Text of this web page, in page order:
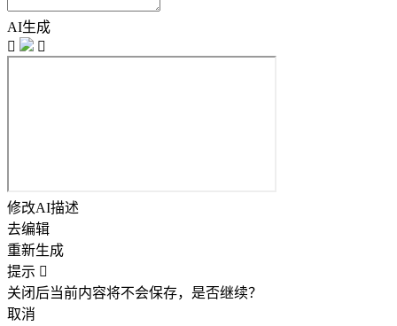
AI生成


修改AI描述
去编辑
重新生成
提示 
关闭后当前内容将不会保存，是否继续？
取消